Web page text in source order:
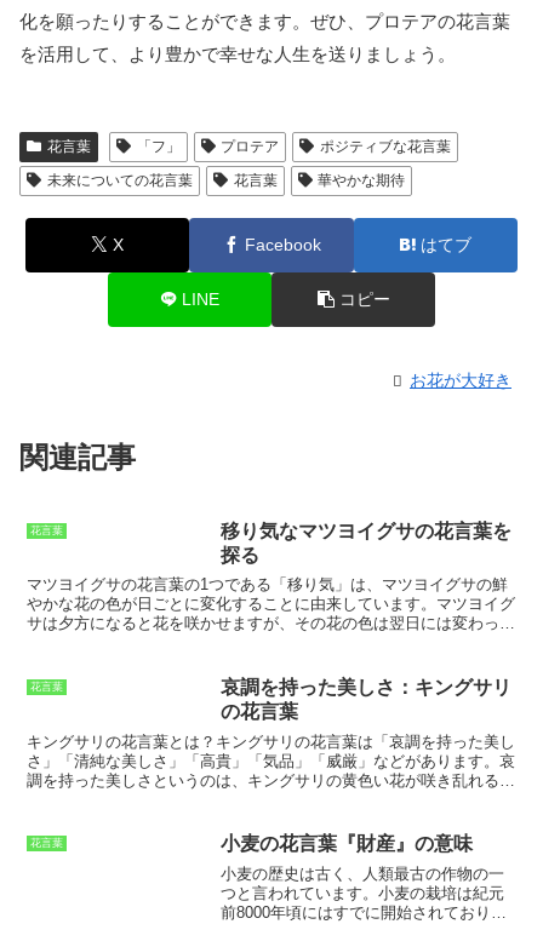
化を願ったりすることができます。ぜひ、プロテアの花言葉
を活用して、より豊かで幸せな人生を送りましょう。
花言葉 「フ」 プロテア
ポジティブな花言葉
未来についての花言葉
花言葉 華やかな期待
X Facebook はてブ
LINE コピー
お花が大好き
関連記事
花言葉
移り気なマツヨイグサの花言葉を
探る
マツヨイグサの花言葉の1つである「移り気」は、 マツヨイグサの鮮
やかな花の色が日ごとに変化すること に由来しています。マツヨイグ
サは夕方になると花を咲かせますが、その花の色は翌日には変わって
は、マツヨイグサの花の色の変化が、人の心の移り変わりを連想させ
ることからつけられたと考えられています。マツヨイグサの花は、日
が経つにつれて色を変えるので、人の心も移り変わっていくものだと
いうことを象徴しています。また、マツヨイグサは「移り気」という
花言葉がある一方で、「永遠の愛」という花言葉も持っています。こ
れは、マツヨイグサの花が、夕方の薄明かりの中で美しく咲くことか
花言葉
哀調を持った美しさ：キングサリ
の花言葉
キングサリの花言葉とは？ キングサリの花言葉は「哀調を持った美し
さ」「清純な美しさ」「高貴」「気品」「威厳」などがあります。哀
調を持った美しさというのは、キングサリの黄色い花が咲き乱れる
純な美しさ」「高貴」「気品」「威厳」という花言葉がつけられまし
た。
花言葉 小麦の花言葉『財産』の意味
小麦の歴史は古く、人類最古の作物の一
つと言われています。小麦の栽培は紀元
前8000年頃にはすでに開始されており、